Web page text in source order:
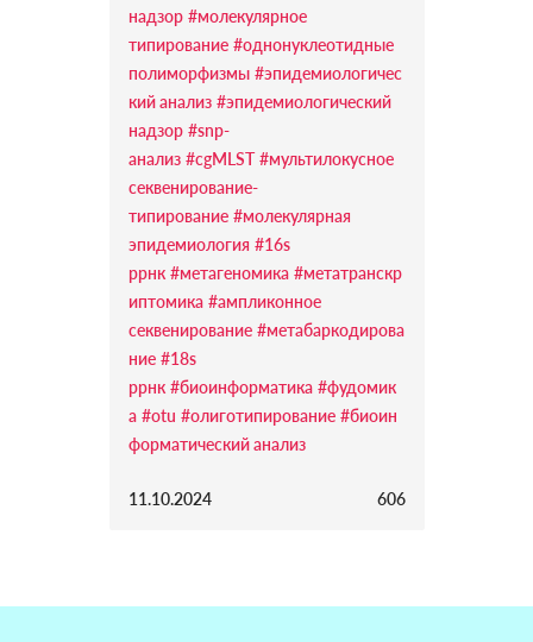
надзор #молекулярное
типирование #однонуклеотидные
полиморфизмы #эпидемиологичес
кий анализ #эпидемиологический
надзор #snp-
анализ #cgMLST #мультилокусное
секвенирование-
типирование #молекулярная
эпидемиология #16s
ррнк #метагеномика #метатранскр
иптомика #ампликонное
секвенирование #метабаркодирова
ние #18s
ррнк #биоинформатика #фудомик
а #otu #олиготипирование #биоин
форматический анализ
11.10.2024 606